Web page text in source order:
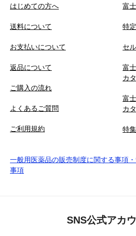
はじめての方へ
送料について
お支払いについて
返品について
ご購入の流れ
よくあるご質問
ご利用規約
富
特
セ
富
カ
富
カ
特
一般用医薬品の販売制度に関する事項
事項
SNS公式アカ